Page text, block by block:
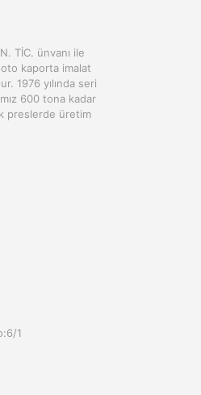
TİC. ünvanı ile
kaporta imalat
1976 yılında seri
600 tona kadar
preslerde üretim
1